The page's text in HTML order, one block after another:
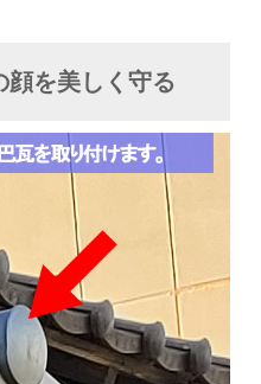
顔を美しく守る